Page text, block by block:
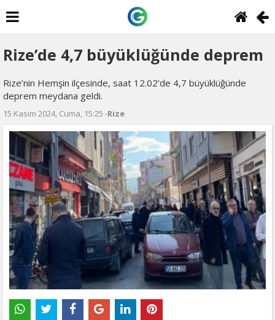
Rize’de 4,7 büyüklüğünde deprem
Rize’nin Hemşin ilçesinde, saat 12.02’de 4,7 büyüklüğünde
deprem meydana geldi.
15 Kasım 2024, Cuma, 15:25 -Rize